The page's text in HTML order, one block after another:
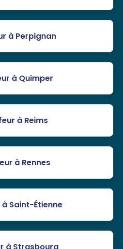
à Perpignan
à Quimper
à Reims
à Rennes
Saint-Étienne
à Strasbourg